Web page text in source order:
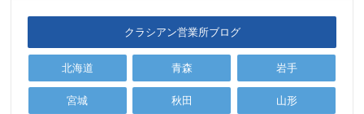
クラシアン営業所ブログ
北海道 青森 岩手
宮城 秋田 山形